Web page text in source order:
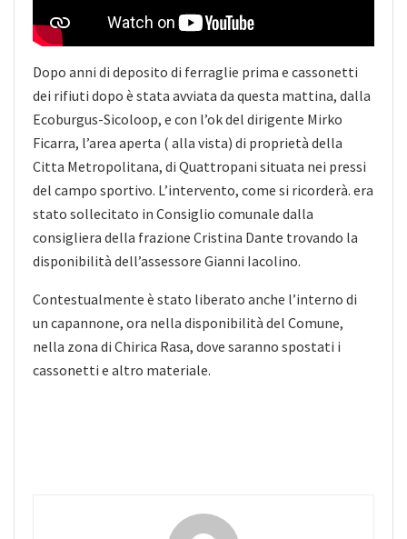
Dopo anni di deposito di ferraglie prima e cassonetti
dei rifiuti dopo è stata avviata da questa mattina, dalla
Ecoburgus-Sicoloop, e con l’ok del dirigente Mirko
Ficarra, l’area aperta ( alla vista) di proprietà della
Citta Metropolitana, di Quattropani situata nei pressi
del campo sportivo. L’intervento, come si ricorderà. era
stato sollecitato in Consiglio comunale dalla
consigliera della frazione Cristina Dante trovando la
disponibilità dell’assessore Gianni Iacolino.
Contestualmente è stato liberato anche l’interno di
un capannone, ora nella disponibilità del Comune,
nella zona di Chirica Rasa, dove saranno spostati i
cassonetti e altro materiale.